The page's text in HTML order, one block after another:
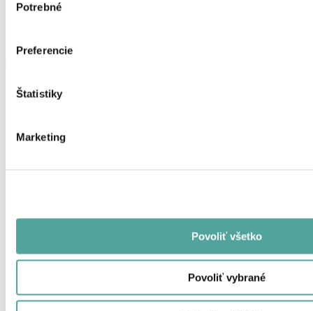
súhlasu
Potrebné
Preferencie
Štatistiky
Marketing
Povoliť všetko
Povoliť vybrané
Celofán
Farebný matný celofán s okrajom. Farba fuchsia. Rozmery hárku
70/70 cm, hrúbka 35 mikrónov. Využitie pre dekoračné balenie
kvetov a darčekové balenie tovaru. Balenie 5 ks.